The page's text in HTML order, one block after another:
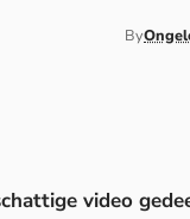
By
video